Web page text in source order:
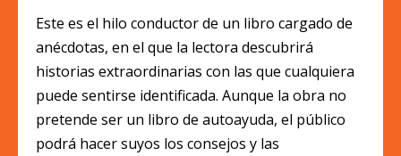
Este es el hilo conductor de un libro cargado de
anécdotas, en el que la lectora descubrirá
historias extraordinarias con las que cualquiera
puede sentirse identificada. Aunque la obra no
pretende ser un libro de autoayuda, el público
podrá hacer suyos los consejos y las